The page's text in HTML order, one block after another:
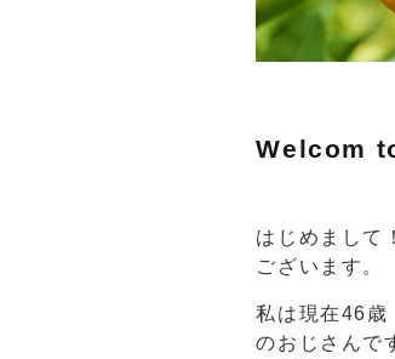
Welcom
はじめまして
ございます。
私は現在46歳
のおじさんで